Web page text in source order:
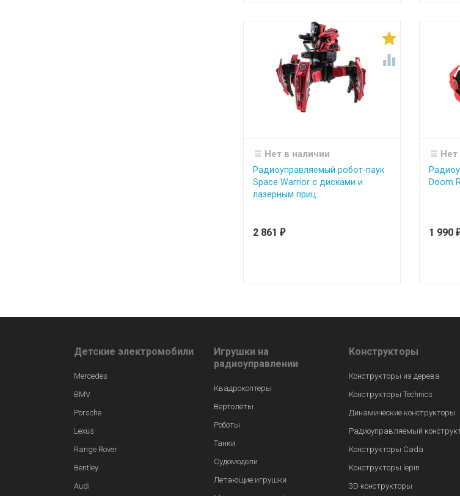


Нет в наличии
Радиоуправляемый робот-паук
Space Warrior с дисками и
лазерным приц...
2 861 ₽
Нет
Doom
1 990
Детские электромобили
Mercedes
BMV
Porsche
Lexus
Range Rover
Bentley
Audi
Игрушки на
радиоуправлении
Квадрокоптеры
Вертолёты
Роботы
Танки
Судомодели
Летающие игрушки
Конструкторы
Конструкторы из дерева
Конструкторы Technics
Динамические конструкторы
Радиоуправляемый
Конструкторы Cada
Конструкторы lepin
3D конструкторы